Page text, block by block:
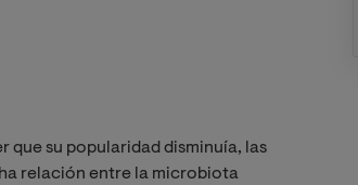
que su popularidad disminuía, las
relación entre la microbiota